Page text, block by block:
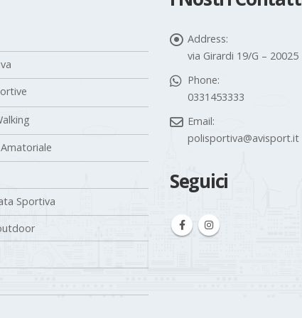
Sportiva
Address:
via Girardi 19/G – 20025
Phone:
0331453333
Email:
polisportiva@avisport.it
Seguici